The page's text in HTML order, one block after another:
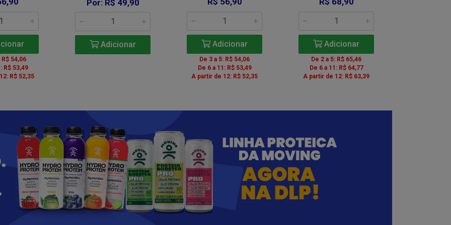
R$ 54,06
R$ 53,49
R$ 52,35
Por: R$ 49,90
Adicionar Adicionar
De 3 a 5: R$ 54,06
De 6 a 11: R$ 53,49
A partir de 12: R$ 52,35
Adicionar
De 2 a 5: R$ 65,46
De 6 a 11: R$ 64,77
A partir de 12: R$ 63,39